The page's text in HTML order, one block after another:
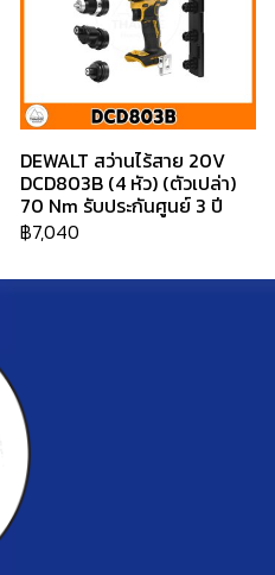
DEWALT สว่านไร้สาย 20V
DCD803B (4 หัว) (ตัวเปล่า)
70 Nm รับประกันศูนย์ 3 ปี
฿7,040